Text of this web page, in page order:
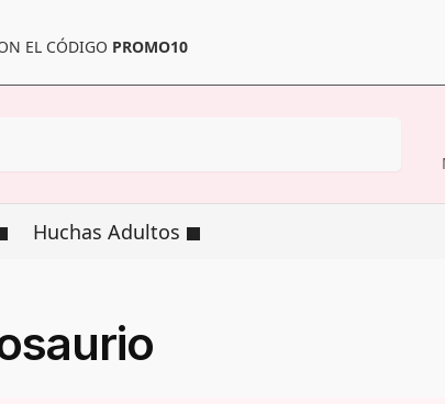
EL CÓDIGO PROMO10
Huchas Adultos